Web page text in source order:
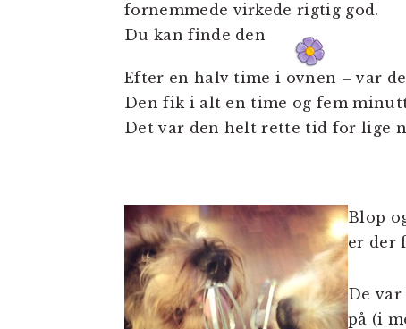
fornemmede virkede rigtig god.
Du kan finde den
Efter en halv time i ovnen – var
Den fik i alt en time og fem
Det var den helt rette tid for lige
Blop
er der
De var
på (i